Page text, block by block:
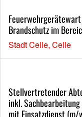
Brandschutz im
Stadt Celle, Celle
Stellvertretender
inkl.
mit Einsatzdienst